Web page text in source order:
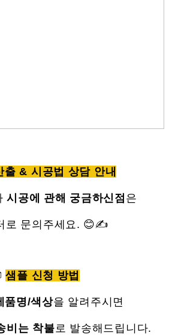
출 & 시공법 상담 안내
시공에 관해 궁금하신점 은
로 문의주세요. 😊✍
샘플 신청 방법
품명/색상을 알려주시면
비는 착불로 발송해드립니다.